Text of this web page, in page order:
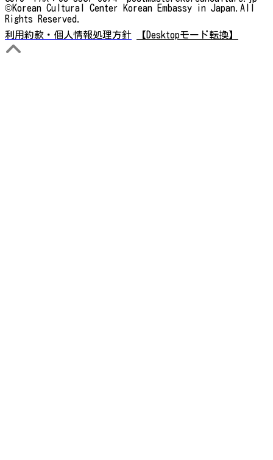
©Korean Cultural Center Korean Embassy in Japan.All
Rights Reserved.
利用約款・個人情報処理方針
【Desktopモード転換】